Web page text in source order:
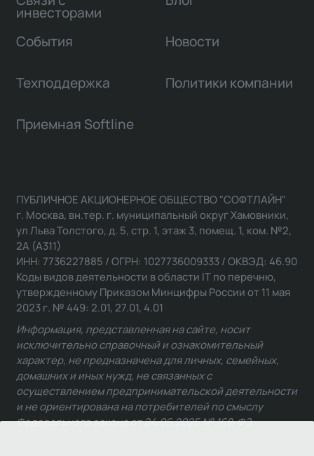
инвесторами
События Новости
Техподдержка Политики компании
Приемная Softline
ПУБЛИЧНОЕ АКЦИОНЕРНОЕ ОБЩЕСТВО "СОФТЛАЙН"
г. Москва, вн.тер. г. муниципальный округ Хамовники,
ул Льва Толстого, д. 5, стр. 1, этаж 3, помещ. 1, ком. №2,
2А (А311)
ИНН: 7736227885 / ОГРН: 1027736009333 / ОКВЭД: 46.90
Коды видов деятельности в области IT по перечню,
утвержденному Приказом Минцифры России от 11 мая
2023 г. № 449: 2.01, 27.01, 4.01
Информация, представленная на сайте, носит
исключительно справочный и ознакомительный
характер, не предназначена для личных, семейных,
домашних и иных нужд, не связанных с
осуществлением предпринимательской деятельности
и не ориентирована на потребителей по смыслу
Федерального закона от 24.06.2025 № 168-ФЗ.